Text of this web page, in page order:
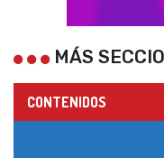
MÁS
CONTENIDOS